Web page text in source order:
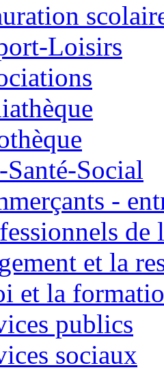
Loisirs
Social
-
de
et la
et la
publics
sociaux